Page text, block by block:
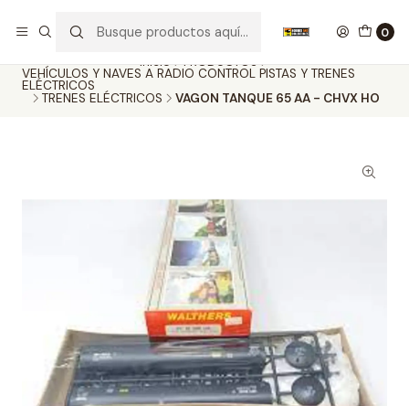
0
Inicio PRODUCTOS
VEHÍCULOS Y NAVES A RADIO CONTROL PISTAS Y TRENES
ELÉCTRICOS
TRENES ELÉCTRICOS VAGON TANQUE 65 AA - CHVX HO